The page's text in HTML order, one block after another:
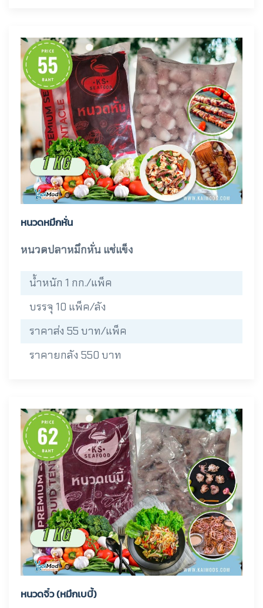
หนวดหมึกหั่น
หนวดปลาหมึกหั่น แช่แข็ง
น้ำหนัก 1 กก./แพ็ค
บรรจุ 10 แพ็ค/ลัง
ราคาส่ง 55 บาท/แพ็ค
ราคายกลัง 550 บาท
หนวดจิ๋ว (หมึกเบบี้)